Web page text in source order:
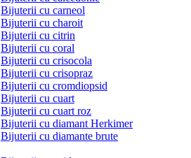
Bijuterii cu carneol
Bijuterii cu charoit
Bijuterii cu citrin
Bijuterii cu coral
Bijuterii cu crisocola
Bijuterii cu crisopraz
Bijuterii cu cromdiopsid
Bijuterii cu cuart
Bijuterii cu cuart roz
Bijuterii cu diamant Herkimer
Bijuterii cu diamante brute